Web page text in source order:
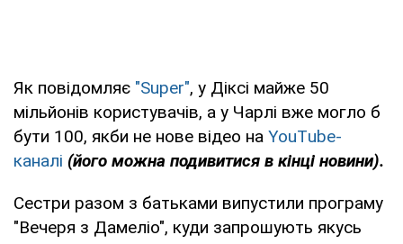
Як повідомляє "Super", у Діксі майже 50
мільйонів користувачів, а у Чарлі вже могло б
бути 100, якби не нове відео на YouТube-
каналі (його можна подивитися в кінці новини).
Сестри разом з батьками випустили програму
"Вечеря з Дамеліо", куди запрошують якусь